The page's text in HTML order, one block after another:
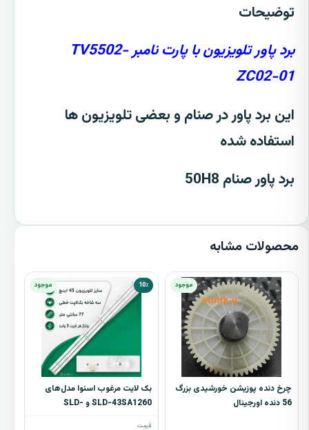
توضیحات
برد پاور تلویزیون با پارت نامبر TV5502-
ZC02-01
این برد پاور در صنام و بعضی تلویزیون ها
استفاده شده
برد پاور صنام 50H8
محصولات مشابه
موجود
چرخ دنده پوزیشن خورشیدی بزرگ
56 دنده اورجینال
10٪ موجود
بک لایت مرغوب اسنوا مدل‌های
SLD-43SA1260 و SLD-
قیمت